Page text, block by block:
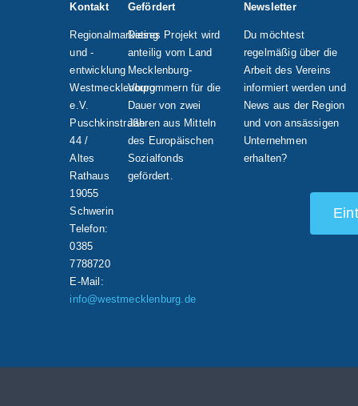
Kontakt
Regionalmarketing
und -
entwicklung
Westmecklenburg
e.V.
Puschkinstraße
44 /
Altes
Rathaus
19055
Schwerin
Telefon:
0385
7788720
E-Mail:
info@westmecklenburg.de
Gefördert
Dieses Projekt wird
anteilig vom Land
Mecklenburg-
Vorpommern für die
Dauer von zwei
Jahren aus Mitteln
des Europäischen
Sozialfonds
gefördert.
Newsletter
Du möchtest
regelmäßig über die
Arbeit des Vereins
informiert werden und
News aus der Region
und von ansässigen
Unternehmen
erhalten?